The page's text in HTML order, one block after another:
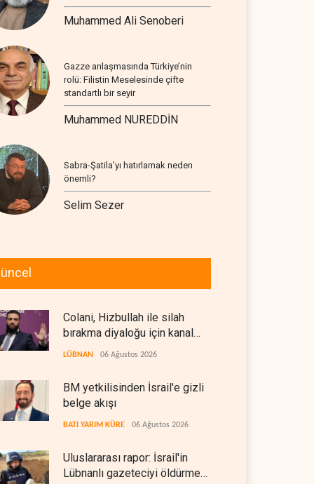
Muhammed Ali Senoberi
Gazze anlaşmasında Türkiye’nin
rolü: Filistin Meselesinde çifte
standartlı bir seyir
Muhammed NUREDDİN
Sabra-Şatila’yı hatırlamak neden
önemli?
Selim Sezer
Colani, Hizbullah ile silah
bırakma diyaloğu için kanal
arıyor
LÜBNAN 06 Ağustos 2026
BM yetkilisinden İsrail'e gizli
belge akışı
BATI YARIM KÜRE 06 Ağustos 2026
Uluslararası rapor: İsrail'in
Lübnanlı gazeteciyi öldürmesi